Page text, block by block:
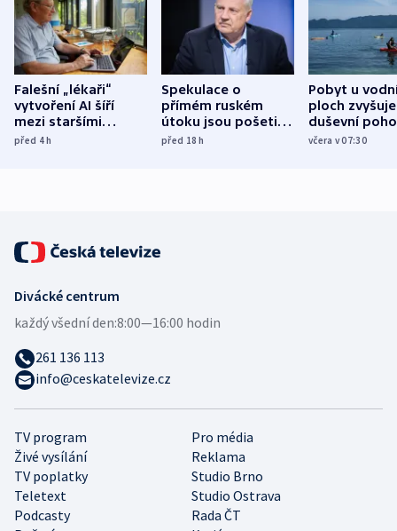
Falešní „lékaři“
vytvoření AI šíří
mezi staršími
Poláky nebezpečné
před 4h
Spekulace o
přímém ruském
útoku jsou pošetilé,
míní estonský
před 18h
Pobyt u
ploch zvyšuje
duševní
ukázala
včera v 07:30
TV program
Pro média
Živé vysílání
Reklama
TV poplatky
Studio Brno
Teletext
Studio Ostrava
Podcasty
Rada ČT
Divácké centrum
každý všední den:8:00—16:00 hodin
261 136 113
info@ceskatelevize.cz